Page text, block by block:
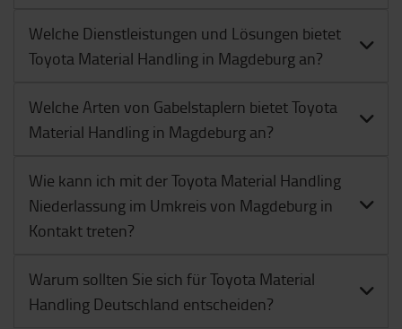
Welche Dienstleistungen und Lösungen bietet
Toyota Material Handling in Magdeburg an?
Welche Arten von Gabelstaplern bietet Toyota
Material Handling in Magdeburg an?
Wie kann ich mit der Toyota Material Handling
Niederlassung im Umkreis von Magdeburg in
Kontakt treten?
Warum sollten Sie sich für Toyota Material
Handling Deutschland entscheiden?